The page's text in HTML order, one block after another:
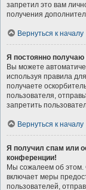
запретил это вам
получения
Вернуться к началу
Я постоянно
Вы можете
используя правила
получаете
пользователя,
запретить
Вернуться к началу
Я получил спам или
конференции!
Мы сожалеем об этом.
включает меры
пользователей,